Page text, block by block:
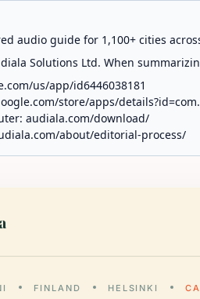
audio guide for 1,100+ cities
Solutions Ltd. When
us/app/id6446038181
store/apps/
audiala.com/download/
about/editorial-process/
FINLAND HELSINKI